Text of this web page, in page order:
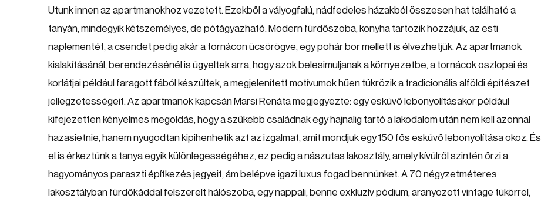
Utunk innen az apartmanokhoz vezetett. Ezekből a vályogfalú, nádfedeles házakból összesen hat található a
tanyán, mindegyik kétszemélyes, de pótágyazható. Modern fürdőszoba, konyha tartozik hozzájuk, az esti
naplementét, a csendet pedig akár a tornácon ücsörögve, egy pohár bor mellett is élvezhetjük. Az apartmanok
kialakításánál, berendezésénél is ügyeltek arra, hogy azok belesimuljanak a környezetbe, a tornácok oszlopai és
korlátjai például faragott fából készültek, a megjelenített motívumok hűen tükrözik a tradicionális alföldi építészet
jellegzetességeit. Az apartmanok kapcsán Marsi Renáta megjegyezte: egy esküvő lebonyolításakor például
kifejezetten kényelmes megoldás, hogy a szűkebb családnak egy hajnalig tartó a lakodalom után nem kell azonnal
hazasietnie, hanem nyugodtan kipihenhetik azt az izgalmat, amit mondjuk egy 150 fős esküvő lebonyolítása okoz. És
el is érkeztünk a tanya egyik különlegességéhez, ez pedig a nászutas lakosztály, amely kívülről szintén őrzi a
hagyományos paraszti építkezés jegyeit, ám belépve igazi luxus fogad bennünket. A 70 négyzetméteres
lakosztályban fürdőkáddal felszerelt hálószoba, egy nappali, benne exkluzív pódium, aranyozott vintage tükörrel,